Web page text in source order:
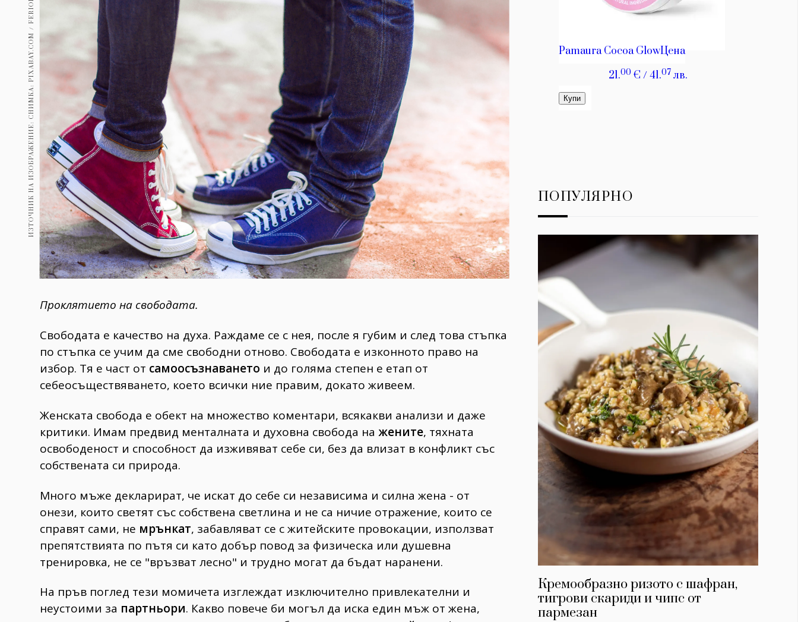
Пътувай
237
Здраве 389
Gentlemen
Wellness 1817
ПОСЛЕДВАЙТЕ
НИ
ИЗТОЧНИК НА ИЗОБРАЖЕНИЕ: СНИМКА: PIXABAY.COM / FERIONA_BOOM
Проклятието на свободата.
Свободата е качество на духа. Раждаме се с нея, после я губим и след това стъпка
по стъпка се учим да сме свободни отново. Свободата е изконното право на
избор. Тя е част от самоосъзнаването и до голяма степен е етап от
себеосъществяването, което всички ние правим, докато живеем.
Женската свобода е обект на множество коментари, всякакви анализи и даже
критики. Имам предвид менталната и духовна свобода на жените, тяхната
освободеност и способност да изживяват себе си, без да влизат в конфликт със
собствената си природа.
Много мъже декларират, че искат до себе си независима и силна жена - от
онези, които светят със собствена светлина и не са ничие отражение, които се
справят сами, не мрънкат, забавляват се с житейските провокации, използват
препятствията по пътя си като добър повод за физическа или душевна
тренировка, не се "връзват лесно" и трудно могат да бъдат наранени.
На пръв поглед тези момичета изглеждат изключително привлекателни и
неустоими за партньори. Какво повече би могъл да иска един мъж от жена,
ПОПУЛЯРНО
Кремообразно ризото с шафран,
тигрови скариди и чипс от
пармезан